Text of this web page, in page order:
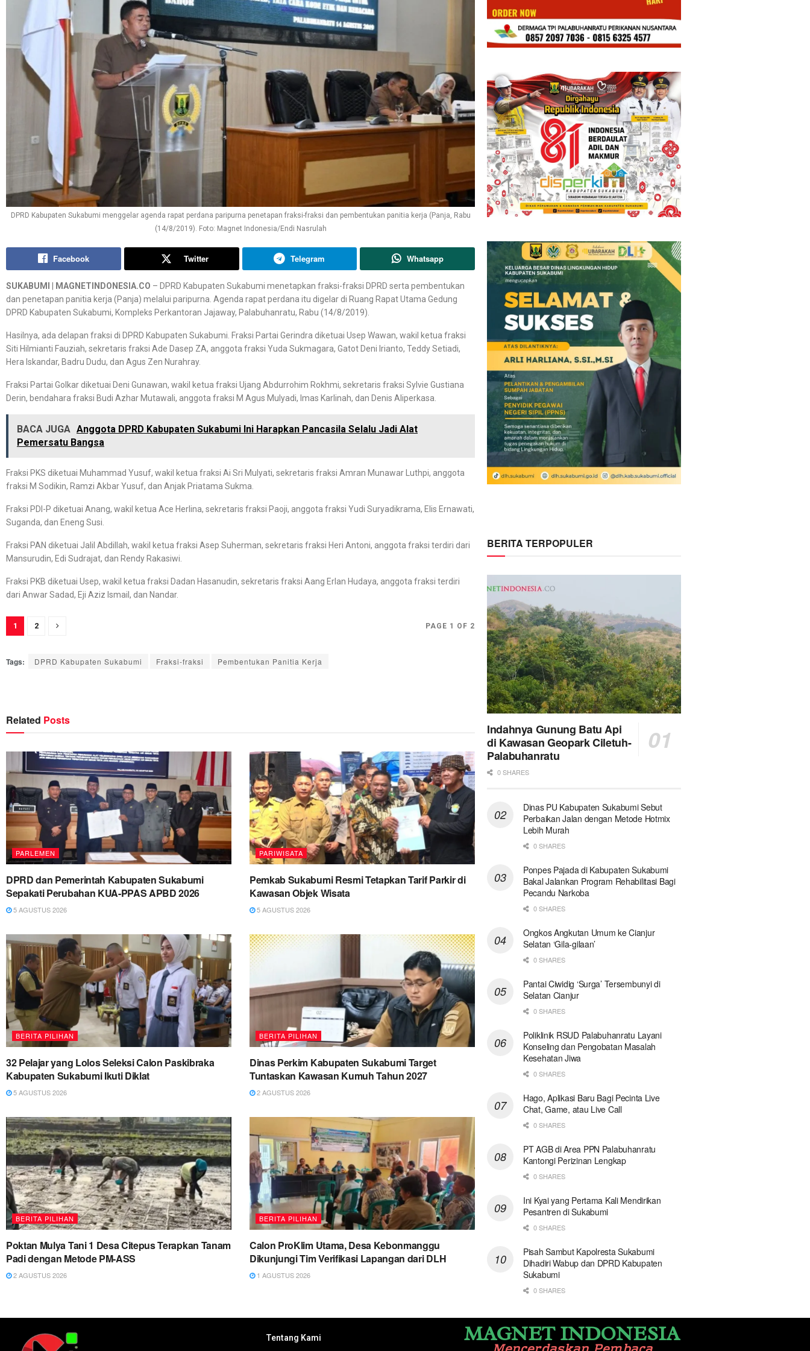
DPRD Kabupaten Sukabumi menggelar agenda rapat perdana paripurna penetapan fraksi-fraksi dan pembentukan panitia kerja (Panja, Rabu
(14/8/2019). Foto: Magnet Indonesia/Endi Nasrulah
Facebook Twitter Telegram Whatsapp
SUKABUMI MAGNETINDONESIA.CO – DPRD Kabupaten Sukabumi menetapkan fraksi-fraksi DPRD serta pembentukan
dan penetapan panitia kerja (Panja) melalui paripurna. Agenda rapat perdana itu digelar di Ruang Rapat Utama Gedung
DPRD Kabupaten Sukabumi, Kompleks Perkantoran Jajaway, Palabuhanratu, Rabu (14/8/2019).
Hasilnya, ada delapan fraksi di DPRD Kabupaten Sukabumi. Fraksi Partai Gerindra diketuai Usep Wawan, wakil ketua fraksi
Siti Hilmianti Fauziah, sekretaris fraksi Ade Dasep ZA, anggota fraksi Yuda Sukmagara, Gatot Deni Irianto, Teddy Setiadi,
Hera Iskandar, Badru Dudu, dan Agus Zen Nurahray.
Fraksi Partai Golkar diketuai Deni Gunawan, wakil ketua fraksi Ujang Abdurrohim Rokhmi, sekretaris fraksi Sylvie Gustiana
Derin, bendahara fraksi Budi Azhar Mutawali, anggota fraksi M Agus Mulyadi, Imas Karlinah, dan Denis Aliperkasa.
BACA JUGA Anggota DPRD Kabupaten Sukabumi Ini Harapkan Pancasila Selalu Jadi Alat
Pemersatu Bangsa
Fraksi PKS diketuai Muhammad Yusuf, wakil ketua fraksi Ai Sri Mulyati, sekretaris fraksi Amran Munawar Luthpi, anggota
fraksi M Sodikin, Ramzi Akbar Yusuf, dan Anjak Priatama Sukma.
Fraksi PDI-P diketuai Anang, wakil ketua Ace Herlina, sekretaris fraksi Paoji, anggota fraksi Yudi Suryadikrama, Elis Ernawati,
Suganda, dan Eneng Susi.
Fraksi PAN diketuai Jalil Abdillah, wakil ketua fraksi Asep Suherman, sekretaris fraksi Heri Antoni, anggota fraksi terdiri dari
Mansurudin, Edi Sudrajat, dan Rendy Rakasiwi.
Fraksi PKB diketuai Usep, wakil ketua fraksi Dadan Hasanudin, sekretaris fraksi Aang Erlan Hudaya, anggota fraksi terdiri
dari Anwar Sadad, Eji Aziz Ismail, dan Nandar.
PAGE 1 OF 2
1 2
Tags: DPRD Kabupaten Sukabumi Fraksi-fraksi Pembentukan Panitia Kerja
Related Posts
PARLEMEN
DPRD dan Pemerintah Kabupaten Sukabumi
Sepakati Perubahan KUA-PPAS APBD 2026
5 AGUSTUS 2026
PARIWISATA
Pemkab Sukabumi Resmi Tetapkan Tarif Parkir di
Kawasan Objek Wisata
5 AGUSTUS 2026
BERITA PILIHAN
32 Pelajar yang Lolos Seleksi Calon Paskibraka
Kabupaten Sukabumi Ikuti Diklat
5 AGUSTUS 2026
BERITA PILIHAN
Dinas Perkim Kabupaten Sukabumi Target
Tuntaskan Kawasan Kumuh Tahun 2027
2 AGUSTUS 2026
BERITA PILIHAN
Poktan Mulya Tani 1 Desa Citepus Terapkan Tanam
Padi dengan Metode PM-ASS
2 AGUSTUS 2026
BERITA PILIHAN
Calon ProKlim Utama, Desa Kebonmanggu
Dikunjungi Tim Verifikasi Lapangan dari DLH
1 AGUSTUS 2026
BERITA TERPOPULER
Indahnya Gunung Batu Api
di Kawasan Geopark Ciletuh-
Palabuhanratu
0 SHARES
Dinas PU Kabupaten Sukabumi Sebut
Perbaikan Jalan dengan Metode Hotmix
Lebih Murah
0 SHARES
Ponpes Pajada di Kabupaten Sukabumi
Bakal Jalankan Program Rehabilitasi Bagi
Pecandu Narkoba
0 SHARES
Ongkos Angkutan Umum ke Cianjur
Selatan ‘Gila-gilaan’
0 SHARES
Pantai Ciwidig ‘Surga’ Tersembunyi di
Selatan Cianjur
0 SHARES
Poliklinik RSUD Palabuhanratu Layani
Konseling dan Pengobatan Masalah
Kesehatan Jiwa
0 SHARES
Hago, Aplikasi Baru Bagi Pecinta Live
Chat, Game, atau Live Call
0 SHARES
PT AGB di Area PPN Palabuhanratu
Kantongi Perizinan Lengkap
0 SHARES
Ini Kyai yang Pertama Kali Mendirikan
Pesantren di Sukabumi
0 SHARES
Pisah Sambut Kapolresta Sukabumi
Dihadiri Wabup dan DPRD Kabupaten
Sukabumi
0 SHARES
Tentang Kami MAGNET INDONESIA